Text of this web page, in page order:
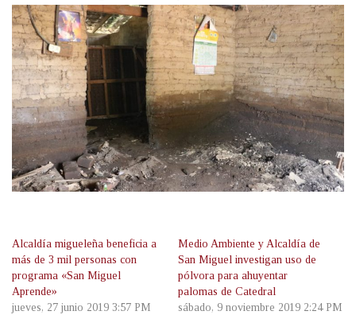
Alcaldía migueleña beneficia a
más de 3 mil personas con
programa «San Miguel
Aprende»
jueves, 27 junio 2019 3:57 PM
Medio Ambiente y Alcaldía de
San Miguel investigan uso de
pólvora para ahuyentar
palomas de Catedral
sábado, 9 noviembre 2019 2:24 PM